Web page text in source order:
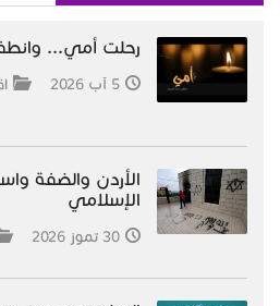
رحلت أمي...
5 آب 2026
الأردن والضفة
الإسلامي
30 تموز 2026